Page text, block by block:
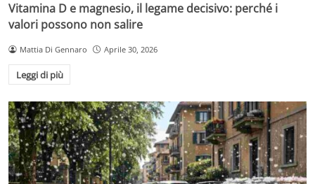
Vitamina D e magnesio, il legame decisivo: perché i
valori possono non salire
Mattia Di Gennaro Aprile 30, 2026
Leggi di più